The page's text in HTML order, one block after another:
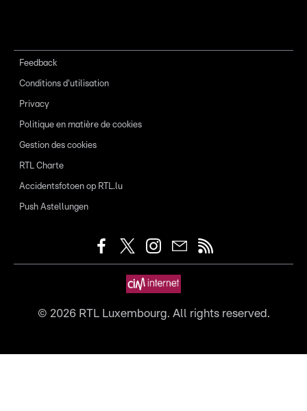
Feedback
Conditions d'utilisation
Privacy
Politique en matière de cookies
Gestion des cookies
RTL Charte
Accidentsfotoen op RTL.lu
Push Astellungen
© 2026RTL Luxembourg. All rights reserved.